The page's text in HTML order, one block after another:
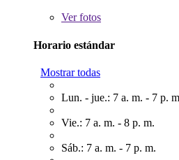
Verfotos
Horario estándar
Mostrar todas
Lun. - jue.: 7 a. m. - 7 p.
Vie.: 7 a. m. - 8 p. m.
Sáb.: 7 a. m. - 7 p. m.